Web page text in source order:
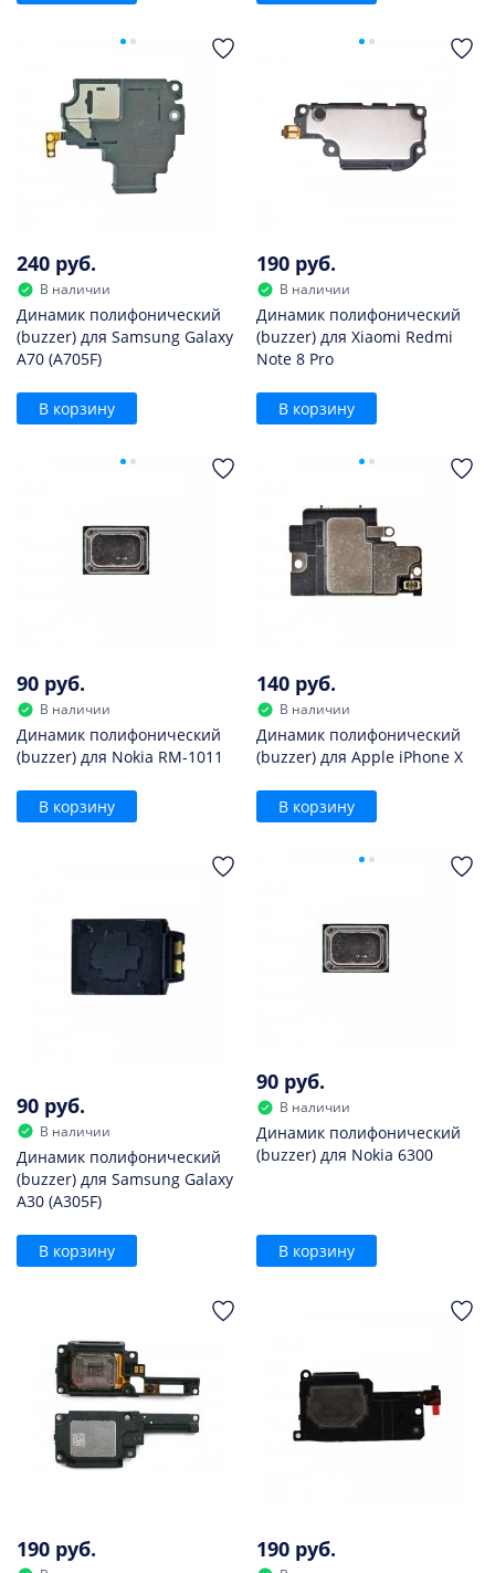
240 руб.
В наличии
Динамик полифонический
(buzzer) для Samsung Galaxy
A70 (A705F)
В корзину
190 руб.
В наличии
Динамик полифонический
(buzzer) для Xiaomi Redmi
Note 8 Pro
В корзину
90 руб.
В наличии
Динамик полифонический
(buzzer) для Nokia RM-1011
В корзину
140 руб.
В наличии
Динамик полифонический
(buzzer) для Apple iPhone X
В корзину
90 руб.
В наличии
Динамик полифонический
(buzzer) для Samsung Galaxy
A30 (A305F)
В корзину
90 руб.
В наличии
Динамик полифонический
(buzzer) для Nokia 6300
В корзину
190 руб. 190 руб.